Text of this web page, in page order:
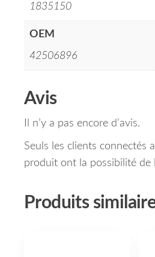
1835150
OEM
42506896
Avis
Il n’y a pas encore d’avis.
Seuls les clients connectés
produit ont la possibilité de
Produits